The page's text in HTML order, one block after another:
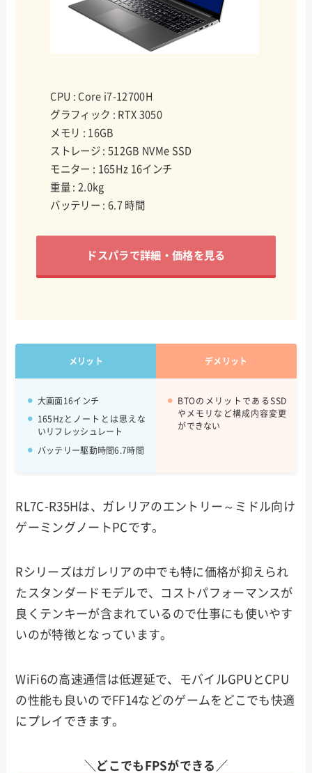
CPU : Core i7-12700H
グラフィック : RTX 3050
メモリ : 16GB
ストレージ : 512GB NVMe SSD
モニター : 165Hz 16インチ
重量 : 2.0kg
バッテリー : 6.7 時間
ドスパラで詳細・価格を見る
メリット デメリット
大画面16インチ
165Hzとノートとは思えな
いリフレッシュレート
バッテリー駆動時間6.7時間
BTOのメリットであるSSD
やメモリなど構成内容変更
ができない
RL7C-R35Hは、ガレリアのエントリー～ミドル向け
ゲーミングノートPCです。
Rシリーズはガレリアの中でも特に価格が抑えられ
たスタンダードモデルで、コストパフォーマンスが
良くテンキーが含まれているので仕事にも使いやす
いのが特徴となっています。
WiFi6の高速通信は低遅延で、モバイルGPUとCPU
の性能も良いのでFF14などのゲームをどこでも快適
にプレイできます。
＼どこでもFPSができる／